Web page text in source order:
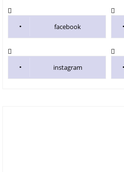
facebook
instagram